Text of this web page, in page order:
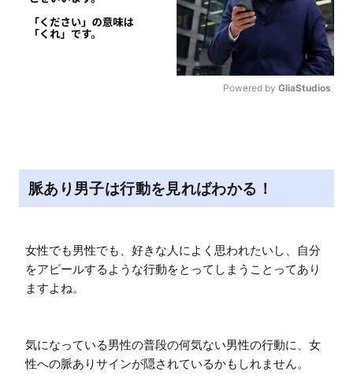
Powered by GliaStudios
脈あり男子は行動を見ればわかる！
女性でも男性でも、好きな人によく思われたいし、自分
をアピールするような行動をとってしまうことってあり
ますよね。
気になっている男性の普段の何気ない男性の行動に、女
性への脈ありサインが隠されているかもしれません。